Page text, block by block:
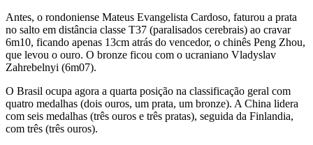
Antes, o rondoniense Mateus Evangelista Cardoso, faturou a prata
no salto em distância classe T37 (paralisados cerebrais) ao cravar
6m10, ficando apenas 13cm atrás do vencedor, o chinês Peng Zhou,
que levou o ouro. O bronze ficou com o ucraniano Vladyslav
Zahrebelnyi (6m07).
O Brasil ocupa agora a quarta posição na classificação geral com
quatro medalhas (dois ouros, um prata, um bronze). A China lidera
com seis medalhas (três ouros e três pratas), seguida da Finlandia,
com três (três ouros).